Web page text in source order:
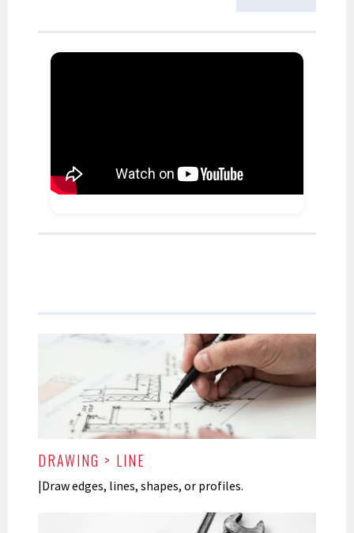
DRAWING > LINE
|Draw edges, lines, shapes, or profiles.